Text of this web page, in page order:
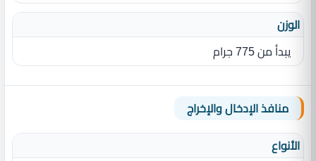
الوزن
يبدأ من 775 جرام
منافذ الإدخال والإخراج
الأنواع